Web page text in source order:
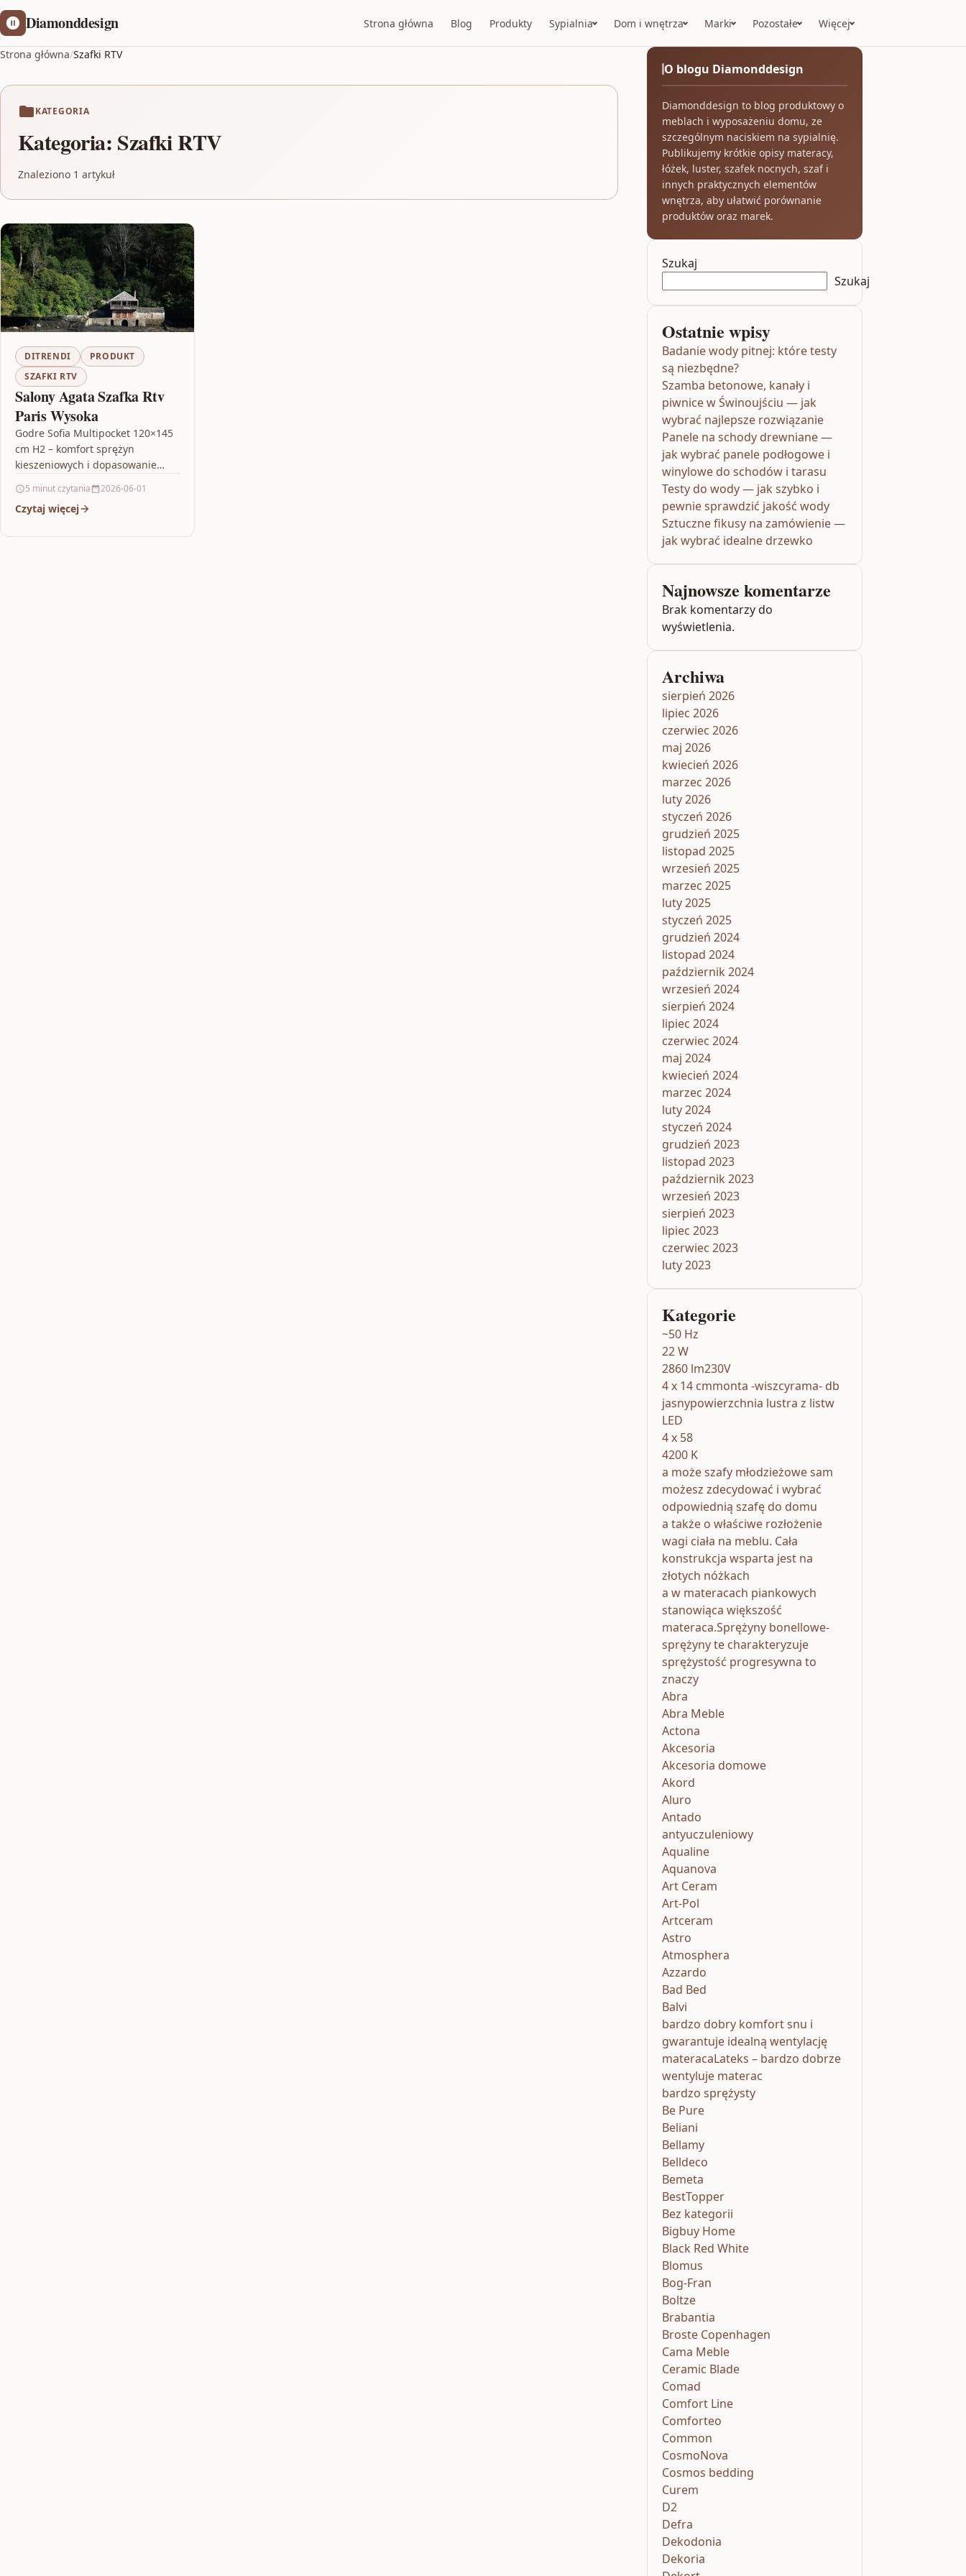
Diamonddesign Strona główna Blog Produkty Sypialnia Dom i wnętrza Marki Pozostałe Więcej
Strona główna/Szafki RTV
KATEGORIA
Kategoria: Szafki RTV
Znaleziono 1 artykuł
DITRENDI
PRODUKT
SZAFKI RTV
Salony Agata Szafka Rtv
Paris Wysoka
Godre Sofia Multipocket 120×145
cm H2 – komfort sprężyn
kieszeniowych i dopasowanie
który łączy ciche podparcie z
warstwami dbającymi o…
5 minut czytania 2026-06-01
Czytaj więcej
O blogu Diamonddesign
Diamonddesign to blog produktowy o
meblach i wyposażeniu domu, ze
szczególnym naciskiem na sypialnię.
Publikujemy krótkie opisy materacy,
łóżek, luster, szafek nocnych, szaf i
innych praktycznych elementów
wnętrza, aby ułatwić porównanie
produktów oraz marek.
Szukaj
Szukaj
Ostatnie wpisy
Badanie wody pitnej: które testy
są niezbędne?
Szamba betonowe, kanały i
piwnice w Świnoujściu — jak
wybrać najlepsze rozwiązanie
Panele na schody drewniane —
jak wybrać panele podłogowe i
winylowe do schodów i tarasu
Testy do wody — jak szybko i
pewnie sprawdzić jakość wody
Sztuczne fikusy na zamówienie —
jak wybrać idealne drzewko
Najnowsze komentarze
Brak komentarzy do
wyświetlenia.
Archiwa
sierpień 2026
lipiec 2026
czerwiec 2026
maj 2026
kwiecień 2026
marzec 2026
luty 2026
styczeń 2026
grudzień 2025
listopad 2025
wrzesień 2025
marzec 2025
luty 2025
styczeń 2025
grudzień 2024
listopad 2024
październik 2024
wrzesień 2024
sierpień 2024
lipiec 2024
czerwiec 2024
maj 2024
kwiecień 2024
marzec 2024
luty 2024
styczeń 2024
grudzień 2023
listopad 2023
październik 2023
wrzesień 2023
sierpień 2023
lipiec 2023
czerwiec 2023
luty 2023
Kategorie
~50 Hz
22 W
2860 lm230V
4 x 14 cmmonta -wiszcyrama- db
jasnypowierzchnia lustra z listw
LED
4 x 58
4200 K
a może szafy młodzieżowe sam
możesz zdecydować i wybrać
odpowiednią szafę do domu
a także o właściwe rozłożenie
wagi ciała na meblu. Cała
konstrukcja wsparta jest na
złotych nóżkach
a w materacach piankowych
stanowiąca większość
materaca.Sprężyny bonellowe-
sprężyny te charakteryzuje
sprężystość progresywna to
znaczy
Abra
Abra Meble
Actona
Akcesoria
Akcesoria domowe
Akord
Aluro
Antado
antyuczuleniowy
Aqualine
Aquanova
Art Ceram
Art-Pol
Artceram
Astro
Atmosphera
Azzardo
Bad Bed
Balvi
bardzo dobry komfort snu i
gwarantuje idealną wentylację
materacaLateks – bardzo dobrze
wentyluje materac
bardzo sprężysty
Be Pure
Beliani
Bellamy
Belldeco
Bemeta
BestTopper
Bez kategorii
Bigbuy Home
Black Red White
Blomus
Bog-Fran
Boltze
Brabantia
Broste Copenhagen
Cama Meble
Ceramic Blade
Comad
Comfort Line
Comforteo
Common
CosmoNova
Cosmos bedding
Curem
D2
Defra
Dekodonia
Dekoria